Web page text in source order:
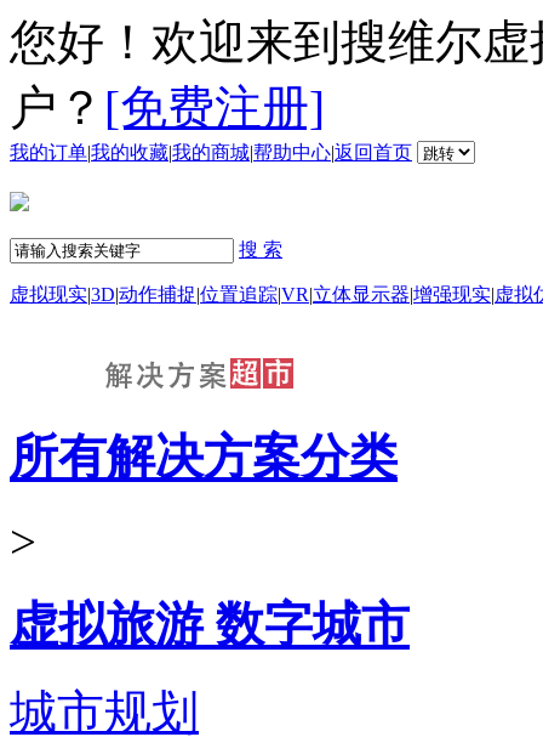
您好！欢迎来到搜维尔
户？ [免费注册]
我的订单|我的收藏|我的商城|帮助中心|返回首页
搜 索
虚拟现实|3D|动作捕捉|位置追踪|VR|立体显示器|增强现实|虚拟
所有解决方案分类
>
虚拟旅游 数字城市
城市规划